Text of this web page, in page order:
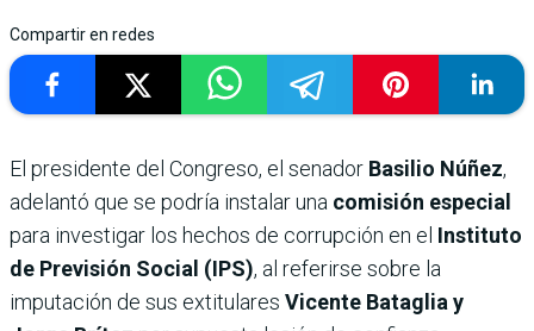
Compartir en redes
El presidente del Congreso, el senador Basilio Núñez,
adelantó que se podría instalar una comisión especial
para investigar los hechos de corrupción en el Instituto
de Previsión Social (IPS), al referirse sobre la
imputación de sus extitulares Vicente Bataglia y